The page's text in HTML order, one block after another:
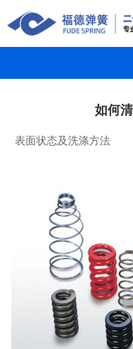
如何
表面状态及洗涤方法